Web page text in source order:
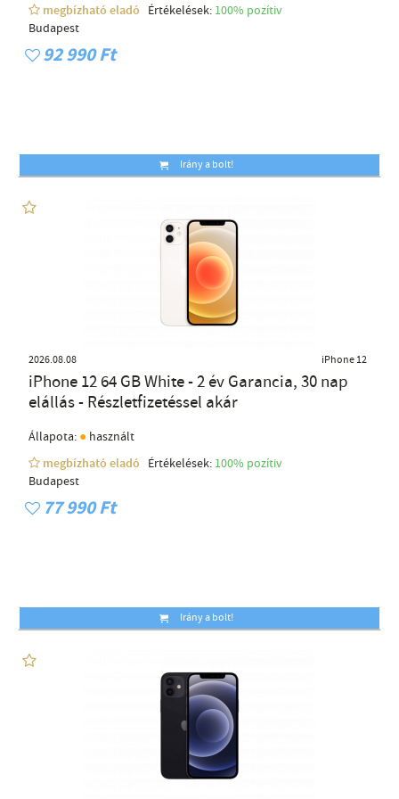
megbízható eladó Értékelések: 100% pozítiv
Budapest
92 990 Ft
Irány a bolt!
2026.08.08 iPhone 12
iPhone 12 64 GB White - 2 év Garancia, 30 nap
elállás - Részletfizetéssel akár
Állapota: ● használt
megbízható eladó
Értékelések: 100% pozítiv
Budapest
77 990 Ft
Irány a bolt!